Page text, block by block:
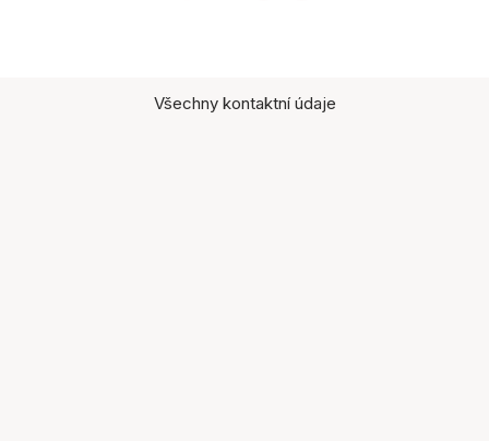
Všechny kontaktní údaje